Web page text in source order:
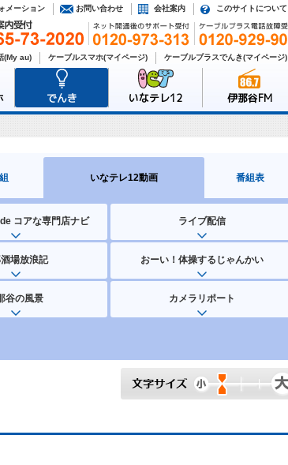
このサイトについて
会社案内
お問い合わせ
メーション
でんき いなテレ12 伊那谷FM
ケーブルプラスでんき(マイページ)
ケーブルスマホ(マイページ)
(My au)
いなテレ12動画 番組表
コアな専門店ナビ ライブ配信
場放浪記 おーい！体操するじゃんかい
谷の風景 カメラリポート